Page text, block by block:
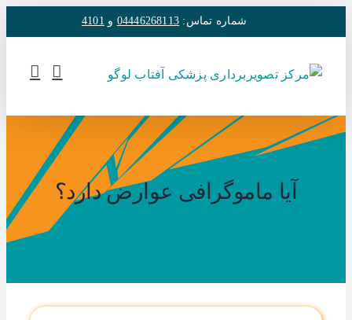
شماره تماس:04446268113و4101
آیا ماموگرافی عوارض دارد؟